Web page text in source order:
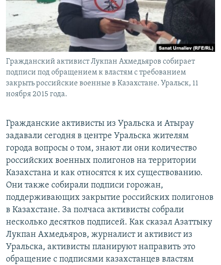
Гражданский активист Лукпан Ахмедьяров собирает
подписи под обращением к властям с требованием
закрыть российские военные в Казахстане. Уральск, 11
ноября 2015 года.
Гражданские активисты из Уральска и Атырау
задавали сегодня в центре Уральска жителям
города вопросы о том, знают ли они количество
российских военных полигонов на территории
Казахстана и как относятся к их существованию.
Они также собирали подписи горожан,
поддерживающих закрытие российских полигонов
в Казахстане. За полчаса активисты собрали
несколько десятков подписей. Как сказал Азаттыку
Лукпан Ахмедьяров, журналист и активист из
Уральска, активисты планируют направить это
обращение с подписями казахстанцев​ властям